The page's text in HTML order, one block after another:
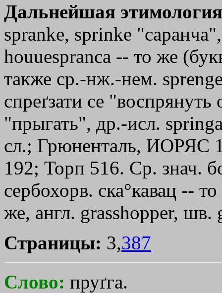
Дальнейшая
spranke, sprinke
houuespranca -- то же
также ср.-нж.-нем.
спреґзати се
"прыгать", др.-исл.
сл.; Грюненталь, ИОРЯС
192; Торп 516. Ср. знач.
сербохорв. ска°кавац --
же, англ. grasshopper, шв.
Страницы: 3,387
Слово: пруґга.